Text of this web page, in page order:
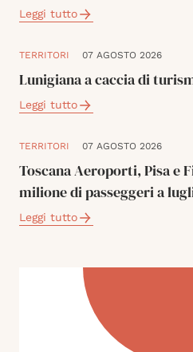
Leggi tutto
TERRITORI 07 AGOSTO 2026
Lunigiana a caccia di
Leggi tutto
TERRITORI 07 AGOSTO 2026
Toscana Aeroporti, Pisa e
milione di passeggeri a
Leggi tutto